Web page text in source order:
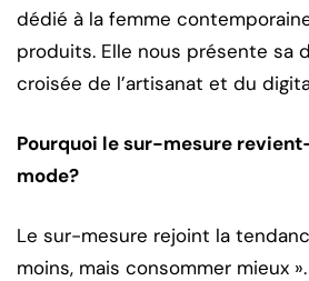
dédié à la femme
produits. Elle nous présente sa
croisée de l’artisanat et du
Pourquoi le sur-mesure
mode?
Le sur-mesure rejoint la
moins, mais consommer mieux